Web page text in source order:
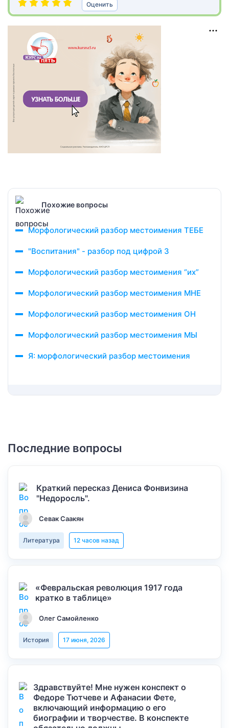
Оценить
Похожие вопросы
Морфологический разбор местоимения ТЕБЕ
"Воспитания" - разбор под цифрой 3
Морфологический разбор местоимения “их”
Морфологический разбор местоимения МНЕ
Морфологический разбор местоимения ОН
Морфологический разбор местоимения МЫ
Я: морфологический разбор местоимения
Последние вопросы
Краткий пересказ Дениса Фонвизина
"Недоросль".
Севак Саакян
Литература 12 часов назад
«Февральская революция 1917 года
кратко в таблице»
Олег Самойленко
История 17 июня, 2026
Здравствуйте! Мне нужен конспект о
Федоре Тютчеве и Афанасии Фете,
включающий информацию о его
биографии и творчестве. В конспекте